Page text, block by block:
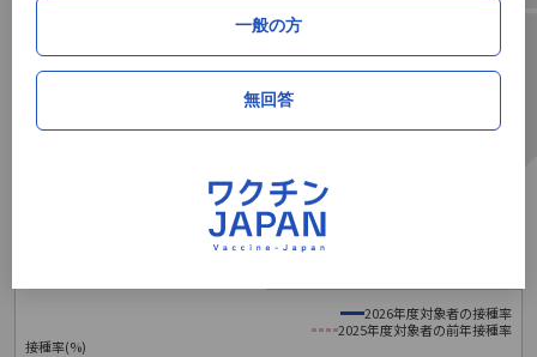
一般の方
無回答
0.4%
群馬県の累積初回接種率推移データ
2026年度対象者の接種率
2025年度対象者の前年接種率
接種率(%)